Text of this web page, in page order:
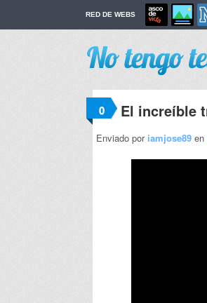
RED DE WEBS
0 El increíble
Enviado por iamjose89 en